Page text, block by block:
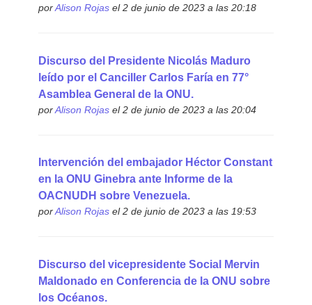
porAlison Rojasel 2 de junio de 2023 a las 20:18
Discurso del Presidente Nicolás Maduro
leído por el Canciller Carlos Faría en 77°
Asamblea General de la ONU.
porAlison Rojasel 2 de junio de 2023 a las 20:04
Intervención del embajador Héctor Constant
en la ONU Ginebra ante Informe de la
OACNUDH sobre Venezuela.
porAlison Rojasel 2 de junio de 2023 a las 19:53
Discurso del vicepresidente Social Mervin
Maldonado en Conferencia de la ONU sobre
los Océanos.